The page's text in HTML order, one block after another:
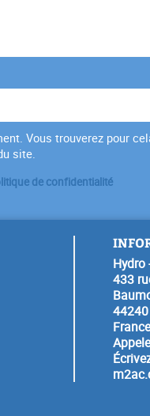
Vous trouverez pour
site.
de confidentialité
Hydro
433
44240
France